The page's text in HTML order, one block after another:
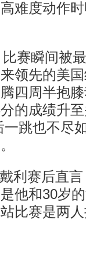
难度动作
赛瞬间被
领先的美
四周半抱
的成绩升
跳也不尽
利赛后直
他和30岁
比赛是两